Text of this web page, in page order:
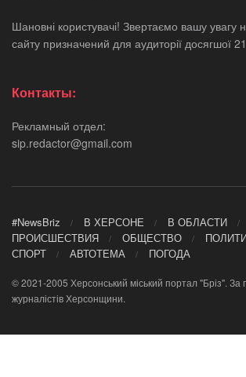
Шановні користувачі! Звертаємо вашу увагу
сайту призначений для аудиторії досягшої
Контакты:
Рекламный отдел:
sip.redactor@gmail.com
#NewsBriz В ХЕРСОНЕ В ОБЛАСТИ
ПРОИСШЕСТВИЯ
ОБЩЕСТВО
СПОРТ
АВТОТЕМА ПОГОДА
© 2021-2005 Херсонський міський портал "Бріз". За
журналістів Херсонщини.